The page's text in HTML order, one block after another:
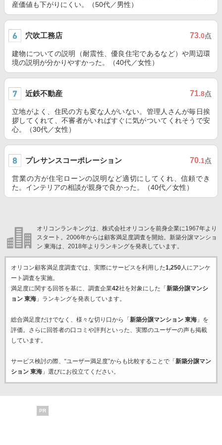
産価値も下がりにくい。（50代／男性）
穴吹工務店 73.0点
建物についての説明（耐震性、優良住宅であるなど）や周辺環
境の説明が分かりやすかった。（40代／女性）
近鉄不動産 71.8点
立地がよく、住民の方も変な人がいない。管理人さんが毎日挨
拶してくれて、不審者がいればすぐに気がついてくれそうで安
心。（30代／女性）
プレサンスコーポレーション 70.1点
営業の方が住宅ローンの説明など適切にしてくれ、信頼でき
た。インテリアの相談が親身で良かった。（40代／女性）
オリコンランキングは、株式会社オリコンを前身企業に1967年より
スタート。2006年からは顧客満足度調査を開始。新築分譲マンショ
ン 東海は、2018年よりランキングを発表しています。
オリコン顧客満足度調査では、実際にサービスを利用した1,250人にアンケ
ート調査を実施。
満足度に関する回答を基に、調査企業42社を対象にした「 新築分譲マンシ
ョン 東海」ランキングを発表しています。
総合満足度だけでなく、様々な切り口から「 新築分譲マンション 東海」を
評価。さらに回答者の口コミや評判といった、実際のユーザーの声も掲載
しています。
サービス検討の際、“ユーザー満足度”からも比較することで「 新築分譲マン
ション 東海」選びにお役立てください。
PR